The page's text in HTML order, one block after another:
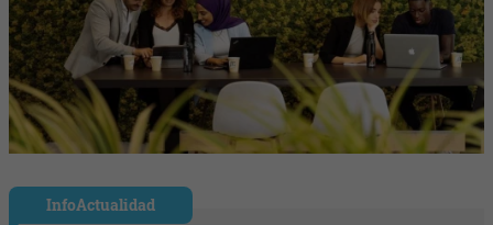
InfoActualidad